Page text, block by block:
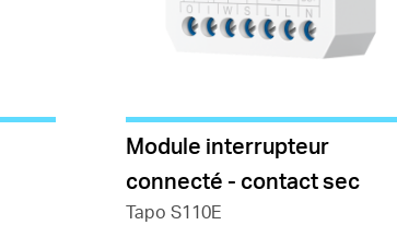
Module interrupteur
connecté - contact sec
Tapo S110E